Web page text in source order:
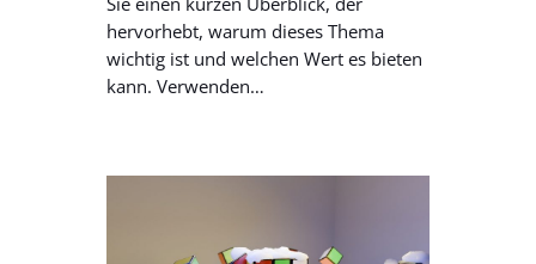
hervorhebt, warum dieses Thema
wichtig ist und welchen Wert es bieten
kann. Verwenden…